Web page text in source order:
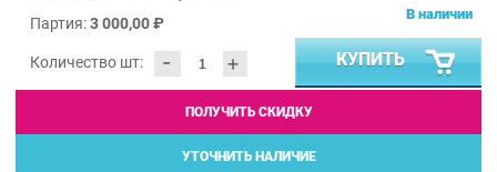
Партия:3 000,00 ₽
Количество шт: - +
В наличии
КУПИТЬ
ПОЛУЧИТЬ СКИДКУ
УТОЧНИТЬ НАЛИЧИЕ